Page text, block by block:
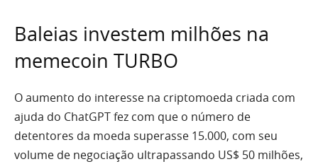
Baleias investem milhões na
memecoin TURBO
O aumento do interesse na criptomoeda criada com
ajuda do ChatGPT fez com que o número de
detentores da moeda superasse 15.000, com seu
volume de negociação ultrapassando US$ 50 milhões,